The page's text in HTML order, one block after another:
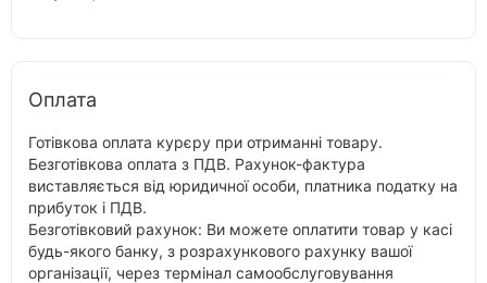
Оплата
Готівкова оплата курєру при отриманні товару.
Безготівкова оплата з ПДВ. Рахунок-фактура
виставляється від юридичної особи, платника податку на
прибуток і ПДВ.
Безготівковий рахунок: Ви можете оплатити товар у касі
будь-якого банку, з розрахункового рахунку вашої
організації, через термінал самообслуговування